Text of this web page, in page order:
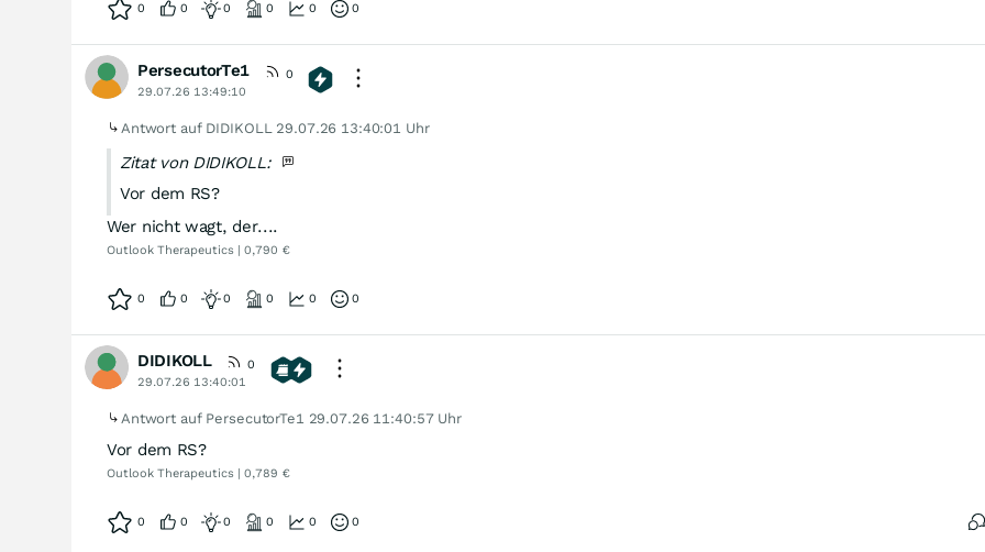
0 0 0 0 0 0
PersecutorTe1
0
29.07.26 13:49:10
Antwort auf DIDIKOLL 29.07.26 13:40:01 Uhr
Zitat von DIDIKOLL:
Vor dem RS?
Wer nicht wagt, der....
Outlook Therapeutics | 0,790 €
0 0 0 0 0 0
DIDIKOLL
0
29.07.26 13:40:01
Antwort auf PersecutorTe1 29.07.26 11:40:57 Uhr
Vor dem RS?
Outlook Therapeutics | 0,789 €
0 0 0 0 0 0